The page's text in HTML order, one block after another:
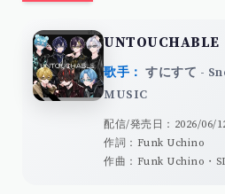
UNTOUCHABLE
歌手： すにすて -
MUSIC
配信/発売日：2026/06/
作詞：Funk Uchino
作曲：Funk Uchino・